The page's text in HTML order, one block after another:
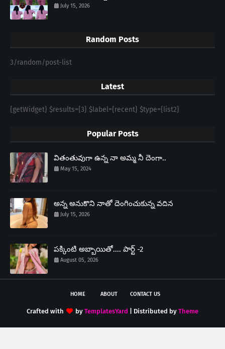
July 15, 2026
Random Posts
3/random/post-list
Latest
{getWidget} $results={3} $label={recent} $type={list2}
Popular Posts
వితంతువుగా ఉన్న నా అమ్మ నీ దెంగా..
May 15, 2024
అన్న అనుకొని నాతో దెంగించుకున్న వదిన
July 15, 2026
పక్కింటి అబ్బాయితో.... పార్ట్ -2
August 05, 2026
HOME ABOUT CONTACT US
Crafted with by TemplatesYard | Distributed by Theme